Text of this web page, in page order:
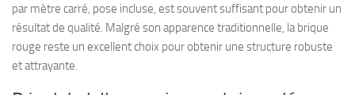
par mètre carré, pose incluse, est souvent suffisant pour obtenir un
résultat de qualité. Malgré son apparence traditionnelle, la brique
rouge reste un excellent choix pour obtenir une structure robuste
et attrayante.